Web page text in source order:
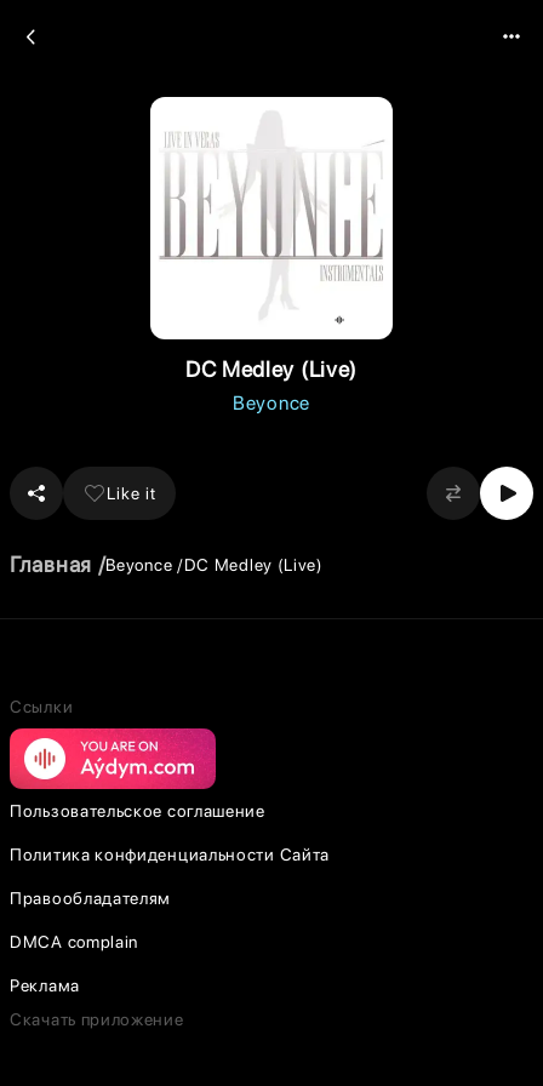
DC Medley (Live)
Beyonce
Like it
Главная Beyonce DC Medley (Live)
Ссылки
Пользовательское соглашение
Политика конфиденциальности Сайта
Правообладателям
DMCA complain
Реклама
Скачать приложение